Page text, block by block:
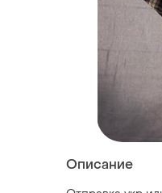
Описание